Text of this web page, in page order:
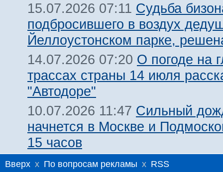
15.07.2026 07:11 Судьба
подбросившего в воздух
Йеллоустонском парке,
14.07.2026 07:20 О погоде на
трассах страны 14 июля
"Автодоре"
10.07.2026 11:47 Сильный
начнется в Москве и
15 часов
Вверх x По вопросам рекламы x RSS